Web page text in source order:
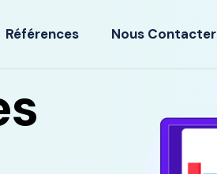
Références Nous Contacter